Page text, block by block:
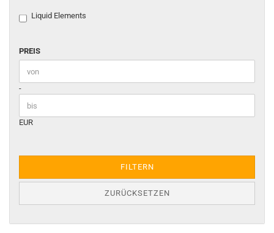
Liquid Elements
PREIS
PREIS
Preis bis
-
EUR
FILTERN
ZURÜCKSETZEN